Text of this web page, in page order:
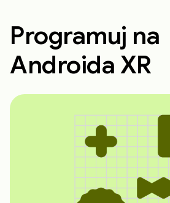
Programuj na
Androida XR